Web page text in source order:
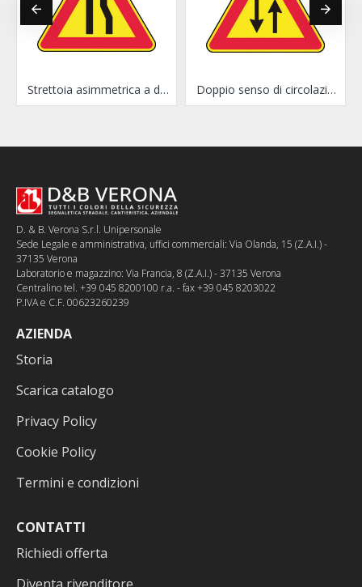
Strettoia asimmetrica a destra Doppio senso di circolazione
D. & B. Verona S.r.l. Unipersonale
Sede Legale e amministrativa, uffici commerciali: Via Olanda, 15 (Z.A.I.) -
37135 Verona
Laboratorio e magazzino: Via Francia, 8 (Z.A.I.) - 37135 Verona
Centralino tel. +39 045 8200100 r.a. - fax +39 045 8203022
P.IVA e C.F. 00623260239
AZIENDA
Storia
Scarica catalogo
Privacy Policy
Cookie Policy
Termini e condizioni
CONTATTI
Richiedi offerta